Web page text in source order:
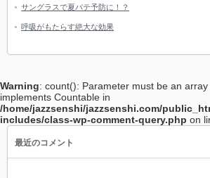
サングラスで夏バテ予防に！？
呼吸がもたらす絶大な効果
Warning: count(): Parameter must be an
implements Countable in
/home/jazzsenshi/jazzsenshi.com/
includes/class-wp-comment-query.php on
最近のコメント